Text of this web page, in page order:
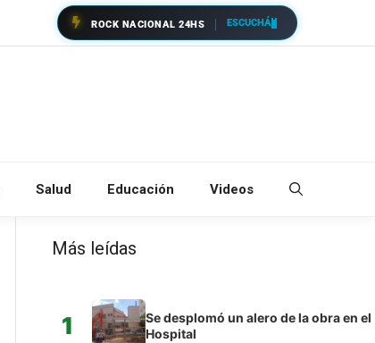
ROCK NACIONAL 24HS ESCUCHÁ
Salud Educación Videos
Más leídas
1
Se desplomó un alero de la obra en el
Hospital